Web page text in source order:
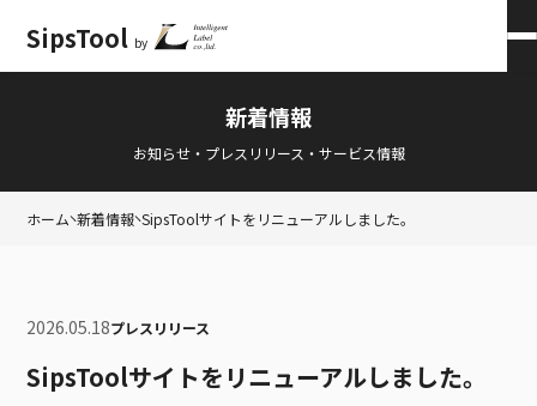
SipsTool by
会員ログイン
新着情報
お知らせ・プレスリリース・サービス情報
ホーム 新着情報 SipsToolサイトをリニューアルしました。
2026.05.18プレスリリース
SipsToolサイトをリニューアルしました。